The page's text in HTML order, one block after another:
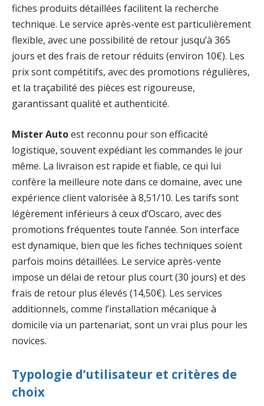
fiches produits détaillées facilitent la recherche
technique. Le service après-vente est particulièrement
flexible, avec une possibilité de retour jusqu’à 365
jours et des frais de retour réduits (environ 10€). Les
prix sont compétitifs, avec des promotions régulières,
et la traçabilité des pièces est rigoureuse,
garantissant qualité et authenticité.
Mister Autoest reconnu pour son efficacité
logistique, souvent expédiant les commandes le jour
même. La livraison est rapide et fiable, ce qui lui
confère la meilleure note dans ce domaine, avec une
expérience client valorisée à 8,51/10. Les tarifs sont
légèrement inférieurs à ceux d’Oscaro, avec des
promotions fréquentes toute l’année. Son interface
est dynamique, bien que les fiches techniques soient
parfois moins détaillées. Le service après-vente
impose un délai de retour plus court (30 jours) et des
frais de retour plus élevés (14,50€). Les services
additionnels, comme l’installation mécanique à
domicile via un partenariat, sont un vrai plus pour les
novices.
Typologie d’utilisateur et critères de
choix